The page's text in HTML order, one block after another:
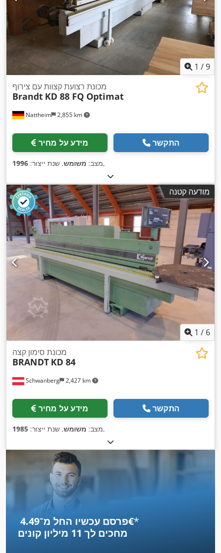
1 /9
Nattheim 2,855 km
מכונת רצועת קצוות עם צירוף
Brandt KD 88 FQ Optimat
מידע על מחיר התקשר
מצב: משומש, שנת ייצור: 1996 ,
מודעה קטנה
1 / 6
Schwanberg 2,427 km
מכונת סימון קצה
BRANDT KD 84
מידע על מחיר התקשר
מצב: משומש, שנת ייצור: 1985 ,
פרסם עכשיו החל מ־‏4.49 ‏€*
מחכים לך 11 מיליון קונים